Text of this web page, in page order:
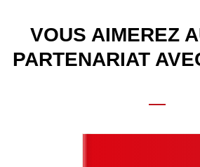
VOUS AIMEREZ
PARTENARIAT